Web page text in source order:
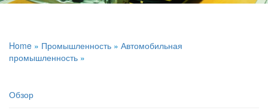
Home » Промышленность » Автомобильная
промышленность »
Обзор